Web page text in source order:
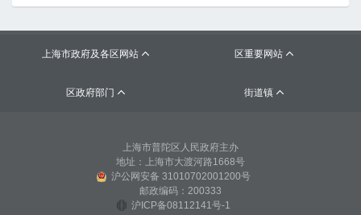
上海市政府及各区网站  区重要网站 
区政府部门  街道镇 
上海市普陀区人民政府主办
地址：上海市大渡河路1668号
沪公网安备 31010702001200号
邮政编码：200333
沪ICP备08112141号-1